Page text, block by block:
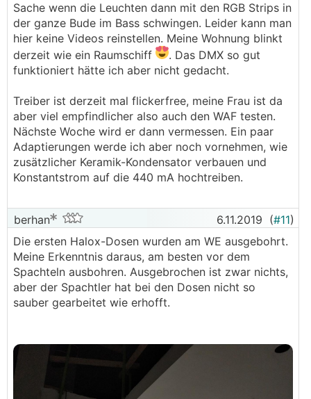
Sache wenn die Leuchten dann mit den RGB Strips in
der ganze Bude im Bass schwingen. Leider kann man
hier keine Videos reinstellen. Meine Wohnung blinkt
derzeit wie ein Raumschiff
. Das DMX so gut
funktioniert hätte ich aber nicht gedacht.
Treiber ist derzeit mal flickerfree, meine Frau ist da
aber viel empfindlicher also auch den WAF testen.
Nächste Woche wird er dann vermessen. Ein paar
Adaptierungen werde ich aber noch vornehmen, wie
zusätzlicher Keramik-Kondensator verbauen und
Konstantstrom auf die 440 mA hochtreiben.
berhan 6.11.2019 (#11)
Die ersten Halox-Dosen wurden am WE ausgebohrt.
Meine Erkenntnis daraus, am besten vor dem
Spachteln ausbohren. Ausgebrochen ist zwar nichts,
aber der Spachtler hat bei den Dosen nicht so
sauber gearbeitet wie erhofft.